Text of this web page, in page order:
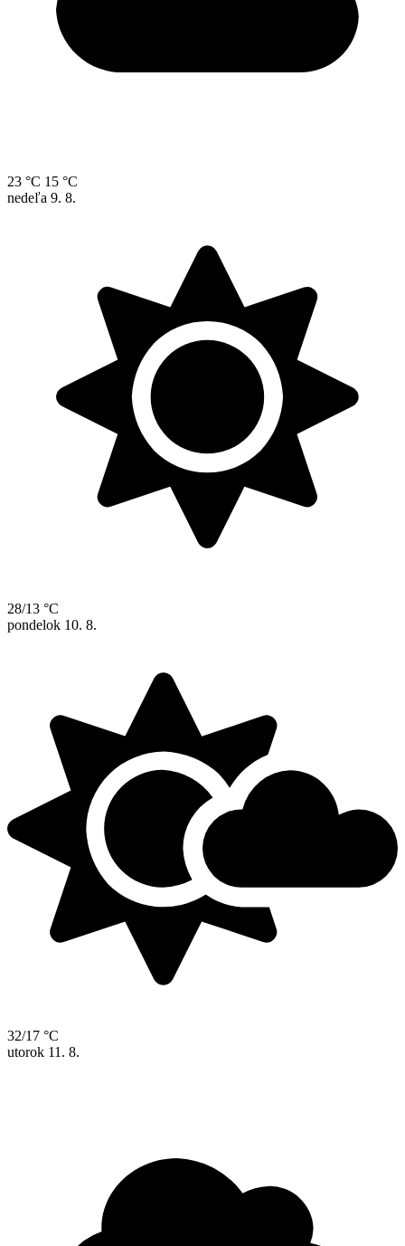
23 °C 15 °C
nedeľa 9. 8.
28/13 °C
pondelok 10. 8.
32/17 °C
utorok 11. 8.